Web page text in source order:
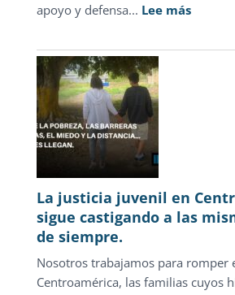
apoyo y defensa... Lee más:
Enero–
La justicia juvenil en
sigue castigando a las
de siempre.
Nosotros trabajamos para romper
Centroamérica, las familias cuyos